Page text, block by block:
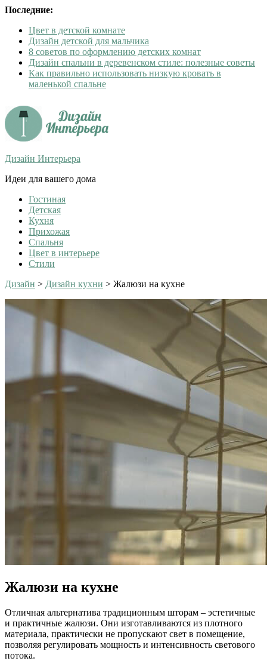
Последние:
Цвет в детской комнате
Дизайн детской для мальчика
8 советов по оформлению детских комнат
Дизайн спальни в деревенском стиле: полезные советы
Как правильно использовать низкую кровать в
маленькой спальне
Дизайн Интерьера
Идеи для вашего дома
Гостиная
Детская
Кухня
Прихожая
Спальня
Цвет в интерьере
Стили
Дизайн > Дизайн кухни > Жалюзи на кухне
Жалюзи на кухне
Отличная альтернатива традиционным шторам – эстетичные
и практичные жалюзи. Они изготавливаются из плотного
материала, практически не пропускают свет в помещение,
позволяя регулировать мощность и интенсивность светового
потока.